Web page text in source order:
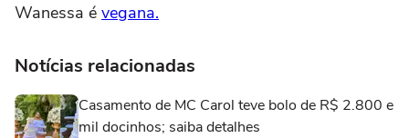
Wanessa é vegana.
Notícias relacionadas
Casamento de MC Carol teve bolo de R$ 2.800 e
mil docinhos; saiba detalhes